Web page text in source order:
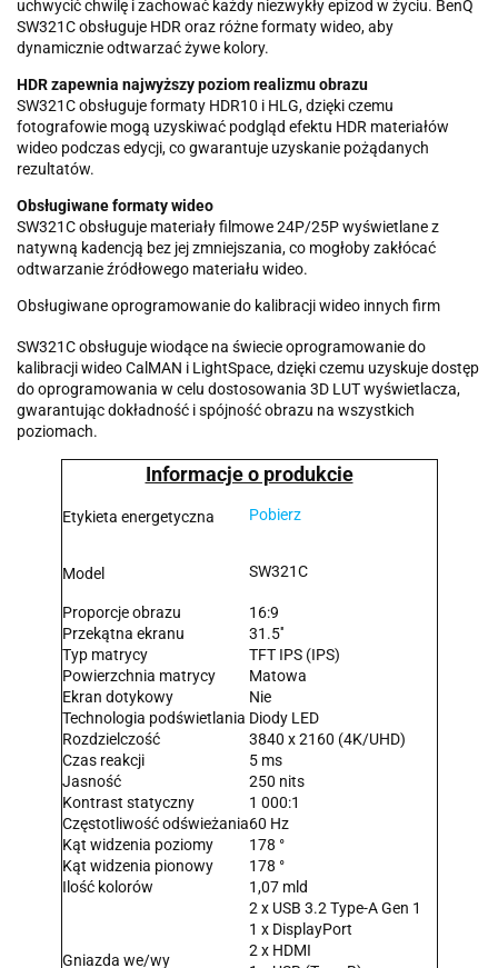
uchwycić chwilę i zachować każdy niezwykły epizod w życiu. BenQ
SW321C obsługuje HDR oraz różne formaty wideo, aby
dynamicznie odtwarzać żywe kolory.
HDR zapewnia najwyższy poziom realizmu obrazu
SW321C obsługuje formaty HDR10 i HLG, dzięki czemu
fotografowie mogą uzyskiwać podgląd efektu HDR materiałów
wideo podczas edycji, co gwarantuje uzyskanie pożądanych
rezultatów.
Obsługiwane formaty wideo
SW321C obsługuje materiały filmowe 24P/25P wyświetlane z
natywną kadencją bez jej zmniejszania, co mogłoby zakłócać
odtwarzanie źródłowego materiału wideo.
Obsługiwane oprogramowanie do kalibracji wideo innych firm
SW321C obsługuje wiodące na świecie oprogramowanie do
kalibracji wideo CalMAN i LightSpace, dzięki czemu uzyskuje dostęp
do oprogramowania w celu dostosowania 3D LUT wyświetlacza,
gwarantując dokładność i spójność obrazu na wszystkich
poziomach.
Informacje o produkcie
Etykieta energetyczna Pobierz
Model SW321C
Proporcje obrazu
16:9
Przekątna ekranu
31.5''
Typ matrycy
TFT IPS (IPS)
Powierzchnia matrycy
Matowa
Ekran dotykowy
Nie
Technologia podświetlania Diody LED
Rozdzielczość
3840 x 2160 (4K/UHD)
Czas reakcji
5 ms
Jasność
250 nits
Kontrast statyczny
1 000:1
Częstotliwość odświeżania60 Hz
Kąt widzenia poziomy
178 °
Kąt widzenia pionowy
178 °
Ilość kolorów
1,07 mld
Gniazda we/wy
2 x USB 3.2 Type-A Gen 1
1 x DisplayPort
2 x HDMI